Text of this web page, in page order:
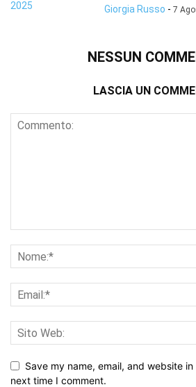
Giorgia Russo - 7
NESSUN
LASCIA UN
Save my name, email, and website
next time I comment.